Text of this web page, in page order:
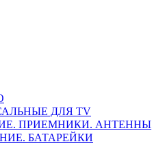
ДЛЯ TV
ПРИЕМНИКИ. АНТЕННЫ
БАТАРЕЙКИ